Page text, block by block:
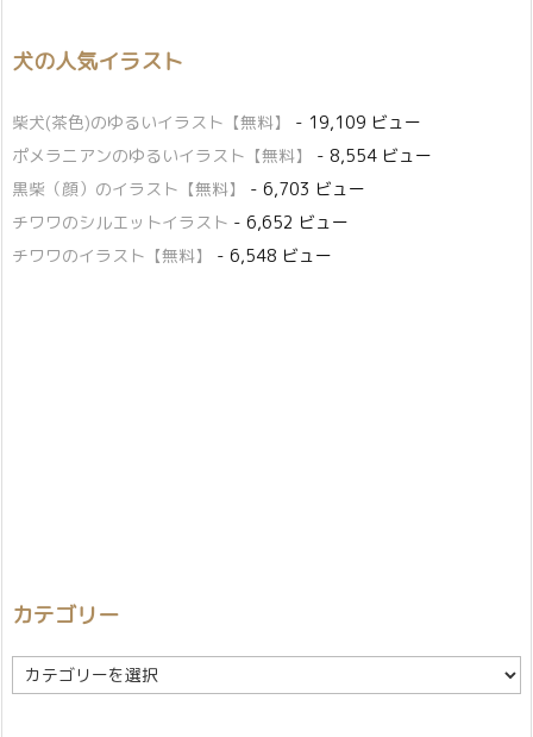
犬の人気イラスト
柴犬(茶色)のゆるいイラスト【無料】
- 19,109 ビュー
ポメラニアンのゆるいイラスト【無料】
- 8,554 ビュー
黒柴（顔）のイラスト【無料】
- 6,703 ビュー
チワワのシルエットイラスト - 6,652 ビュー
チワワのイラスト【無料】
- 6,548 ビュー
カテゴリー
カ
テ